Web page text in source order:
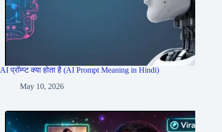
AI प्रॉम्प्ट क्या होता है (AI Prompt Meaning in Hindi)
May 10, 2026